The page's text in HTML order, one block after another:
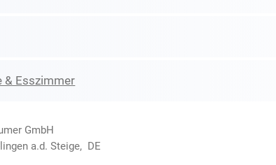
& Esszimmer
GmbH
a.d. Steige, DE